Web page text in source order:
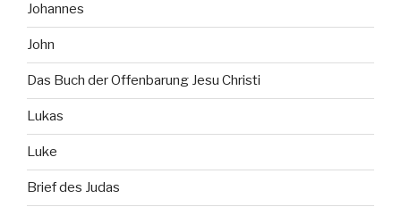
Johannes
John
Das Buch der Offenbarung Jesu Christi
Lukas
Luke
Brief des Judas